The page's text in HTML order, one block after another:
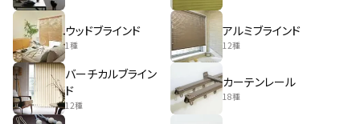
ウッドブラインド
1種
アルミブラインド
12種
バーチカルブライン
ド
12種
カーテンレール
18種